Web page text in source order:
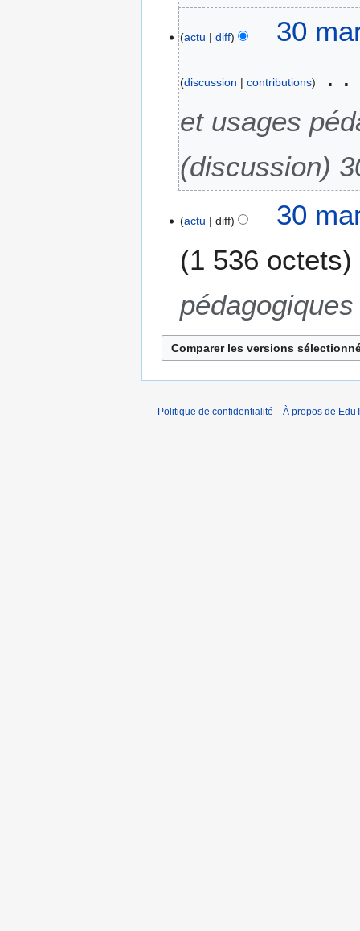
actu diff 30
discussion contributions
et usages
(discussion)
actu diff
30
1 536 octets
Politique de confidentialité À propos de